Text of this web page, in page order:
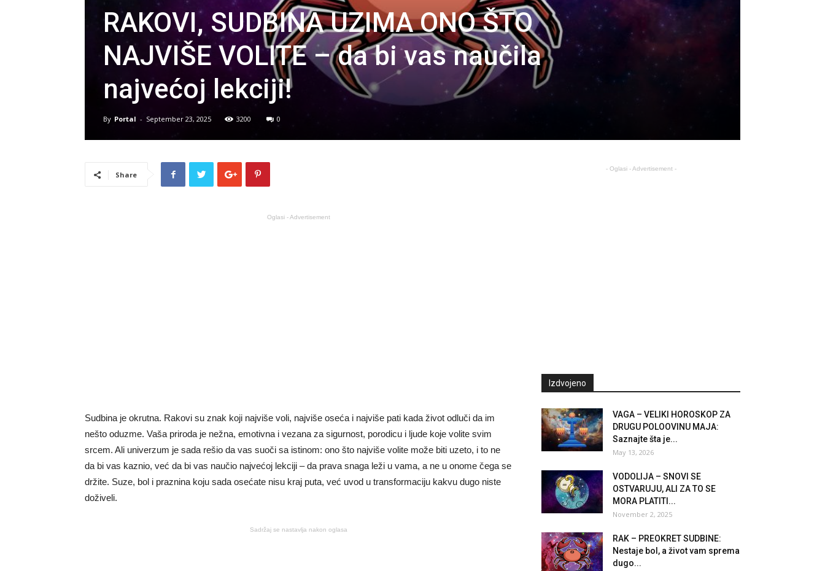
RAKOVI, SUDBINA UZIMA ONO ŠTO
NAJVIŠE VOLITE – da bi vas naučila
najvećoj lekciji!
By Portal - September 23, 2025 3200 0
Share
Oglasi - Advertisement
Sudbina je okrutna. Rakovi su znak koji najviše voli, najviše oseća i najviše pati kada život odluči da im
nešto oduzme. Vaša priroda je nežna, emotivna i vezana za sigurnost, porodicu i ljude koje volite svim
srcem. Ali univerzum je sada rešio da vas suoči sa istinom: ono što najviše volite može biti uzeto, i to ne
da bi vas kaznio, već da bi vas naučio najvećoj lekciji – da prava snaga leži u vama, a ne u onome čega se
držite. Suze, bol i praznina koju sada osećate nisu kraj puta, već uvod u transformaciju kakvu dugo niste
doživeli.
Sadržaj se nastavlja nakon oglasa
- Oglasi - Advertisement -
Izdvojeno
VAGA – VELIKI HOROSKOP ZA
DRUGU POLOOVINU MAJA:
Saznajte šta je...
May 13, 2026
VODOLIJA – SNOVI SE
OSTVARUJU, ALI ZA TO SE
MORA PLATITI...
November 2, 2025
RAK – PREOKRET SUDBINE:
Nestaje bol, a život vam sprema
dugo...